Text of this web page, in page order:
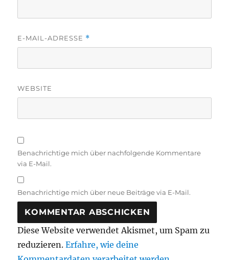
E-MAIL-ADRESSE *
WEBSITE
Benachrichtige mich über nachfolgende Kommentare
via E-Mail.
Benachrichtige mich über neue Beiträge via E-Mail.
Diese Website verwendet Akismet, um Spam zu
reduzieren.Erfahre, wie deine